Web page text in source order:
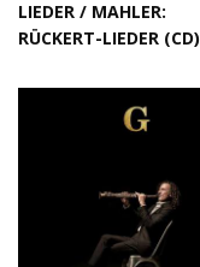
LIEDER / MAHLER:
RÜCKERT-LIEDER (CD)